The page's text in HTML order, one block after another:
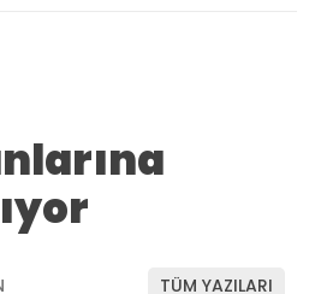
TÜM YAZILARI